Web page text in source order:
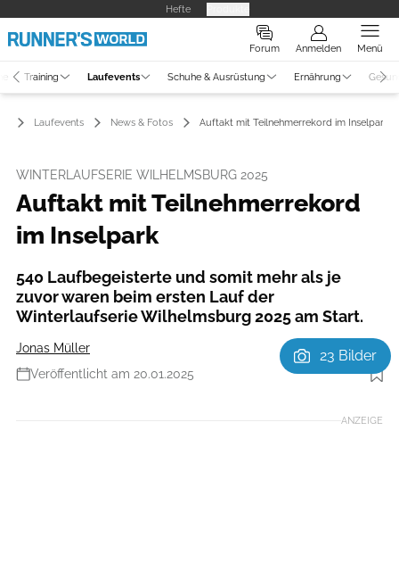
Hefte
Forum Anmelden Menü
Training Laufevents Schuhe & Ausrüstung Ernährung
Laufevents News & Fotos Auftakt mit Teilnehmerrekord im Inselpark
WINTERLAUFSERIE WILHELMSBURG 2025
Auftakt mit Teilnehmerrekord
im Inselpark
540 Laufbegeisterte und somit mehr als je
zuvor waren beim ersten Lauf der
Winterlaufserie Wilhelmsburg 2025 am Start.
Jonas Müller
Veröffentlicht am 20.01.2025
Foto: Johannes Schölermann
23 Bilder
ANZEIGE